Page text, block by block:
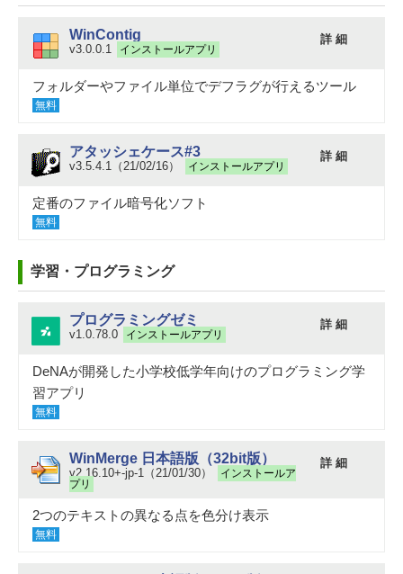
WinContig
v3.0.0.1 インストールアプリ
詳 細
フォルダーやファイル単位でデフラグが行えるツール
無料
アタッシェケース#3
v3.5.4.1（21/02/16） インストールアプリ
詳 細
定番のファイル暗号化ソフト
無料
学習・プログラミング
プログラミングゼミ
v1.0.78.0 インストールアプリ
詳 細
DeNAが開発した小学校低学年向けのプログラミング学
習アプリ
無料
WinMerge 日本語版（32bit版）
v2.16.10+-jp-1（21/01/30）
インストールア
プリ
詳 細
2つのテキストの異なる点を色分け表示
無料